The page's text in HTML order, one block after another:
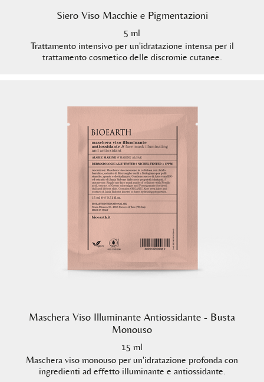
Siero Viso Macchie e Pigmentazioni
5 ml
Trattamento intensivo per un'idratazione intensa per il
trattamento cosmetico delle discromie cutanee.
Maschera Viso Illuminante Antiossidante - Busta
Monouso
15 ml
Maschera viso monouso per un'idratazione profonda con
ingredienti ad effetto illuminante e antiossidante.